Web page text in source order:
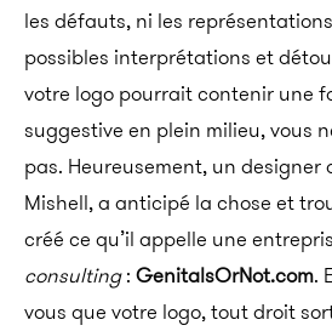
les défauts, ni les
possibles interprétations et
votre logo pourrait contenir une
suggestive en plein milieu, vous
pas. Heureusement, un designer
Mishell, a anticipé la chose et
créé ce qu’il appelle une
consulting: GenitalsOrNot.com.
vous que votre logo, tout droit